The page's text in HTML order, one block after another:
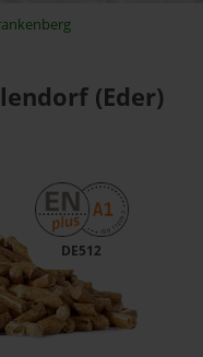
(Eder)
DE512